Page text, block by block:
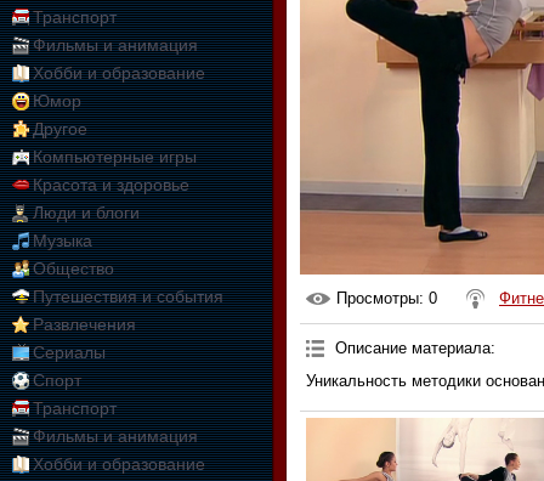
Транспорт
Фильмы и анимация
Хобби и образование
Юмор
Другое
Компьютерные игры
Красота и здоровье
Люди и блоги
Музыка
Общество
Путешествия и события
Развлечения
Сериалы
Спорт
Транспорт
Фильмы и анимация
Хобби и образование
Просмотры: 0
Описание материала:
Уникальность методики